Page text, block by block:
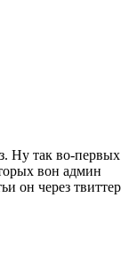
Ну так во-первых
вон админ
он через твиттер